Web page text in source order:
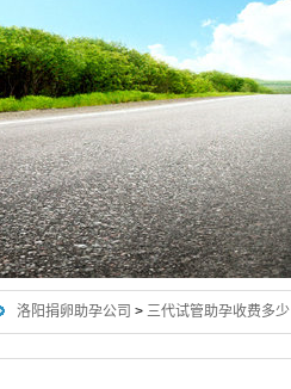
洛阳捐卵助孕公司 > 三代试管助孕收费多少